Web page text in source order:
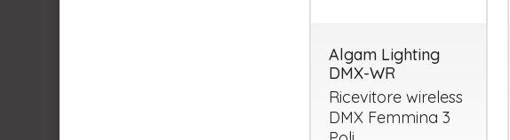
Algam Lighting
DMX-WR
Ricevitore wireless
DMXFemmina 3